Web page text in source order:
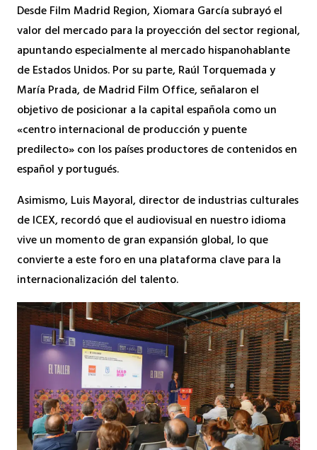
Desde Film Madrid Region, Xiomara García subrayó el
valor del mercado para la proyección del sector regional,
apuntando especialmente al mercado hispanohablante
de Estados Unidos. Por su parte, Raúl Torquemada y
María Prada, de Madrid Film Office, señalaron el
objetivo de posicionar a la capital española como un
«centro internacional de producción y puente
predilecto» con los países productores de contenidos en
español y portugués.
Asimismo, Luis Mayoral, director de industrias culturales
de ICEX, recordó que el audiovisual en nuestro idioma
vive un momento de gran expansión global, lo que
convierte a este foro en una plataforma clave para la
internacionalización del talento.